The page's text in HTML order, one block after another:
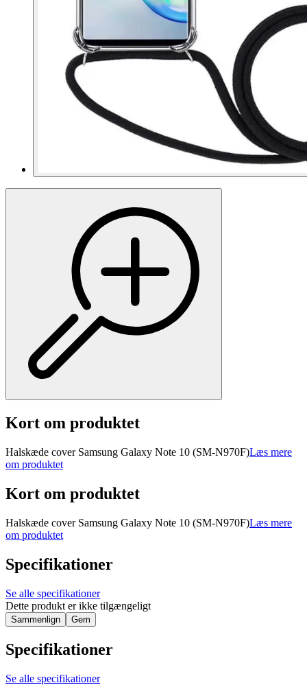
Kort om produktet
Halskæde cover Samsung Galaxy Note 10 (SM-N970F)Læs mere
om produktet
Kort om produktet
Halskæde cover Samsung Galaxy Note 10 (SM-N970F)Læs mere
om produktet
Specifikationer
Se alle specifikationer
Dette produkt er ikke tilgængeligt
Sammenlign Gem
Specifikationer
Se alle specifikationer